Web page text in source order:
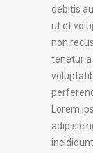
debitis
ut et
non
tenetur a
Lorem